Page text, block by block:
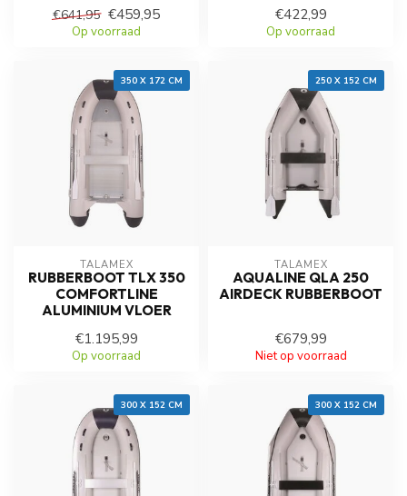
€641,95 €459,95
Op voorraad
€422,99
Op voorraad
350 X 172 CM
TALAMEX
RUBBERBOOT TLX 350
COMFORTLINE
ALUMINIUM VLOER
€1.195,99
Op voorraad
250 X 152 CM
TALAMEX
AQUALINE QLA 250
AIRDECK RUBBERBOOT
€679,99
Niet op voorraad
300 X 152 CM 300 X 152 CM